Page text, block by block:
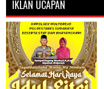
IKLAN UCAPAN